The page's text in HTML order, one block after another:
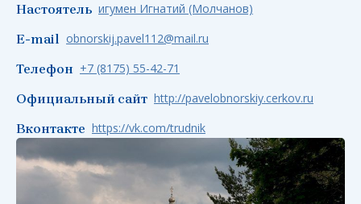
Настоятель игумен Игнатий (Молчанов)
E-mail obnorskij.pavel112@mail.ru
Телефон +7 (8175) 55-42-71
Официальный сайт http://pavelobnorskiy.cerkov.ru
Вконтакте https://vk.com/trudnik